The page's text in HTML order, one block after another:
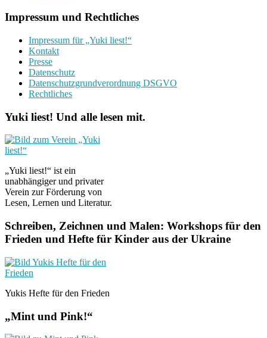
Impressum und Rechtliches
Impressum für „Yuki liest!“
Kontakt
Presse
Datenschutz
Datenschutzgrundverordnung DSGVO
Rechtliches
Yuki liest! Und alle lesen mit.
„Yuki liest!“ ist ein
unabhängiger und privater
Verein zur Förderung von
Lesen, Lernen und Literatur.
Schreiben, Zeichnen und Malen: Workshops für den
Frieden und Hefte für Kinder aus der Ukraine
Yukis Hefte für den Frieden
„Mint und Pink!“